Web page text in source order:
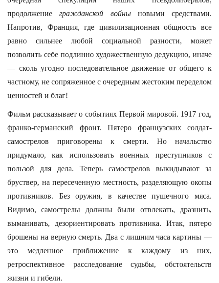
продолжениегражданской войныновыми средствами.
Напротив, Франция, где цивилизационная общность все
равно сильнее любой социальной разности, может
позволить себе подлинно художественную дедукцию, иначе
— сколь угодно последовательное движение от общего к
частному, не сопряженное с очередным жестоким переделом
ценностей и благ!
Фильм рассказывает о событиях Первой мировой. 1917 год,
франко-германский фронт. Пятеро французских солдат-
самострелов приговорены к смерти. Но начальство
придумало, как использовать военных преступников с
пользой для дела. Теперь самострелов выкидывают за
бруствер, на пересеченную местность, разделяющую окопы
противников. Без оружия, в качестве пушечного мяса.
Видимо, самострелы должны были отвлекать, дразнить,
выманивать, дезориентировать противника. Итак, пятеро
брошены на верную смерть. Два с лишним часа картины —
это медленное приближение к каждому из них,
ретроспективное расследование судьбы, обстоятельств
жизни и гибели.